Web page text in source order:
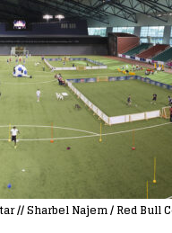
// Sharbel Najem / Red Bull